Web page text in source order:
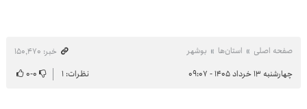
صفحه اصلی استان‌ها بوشهر
خبر: ۱۵۰٬۴۷۰
چهارشنبه ۱۳ خرداد ۱۴۰۵ - ۰۹:۰۷
نظرات: ۱ ۰-۰